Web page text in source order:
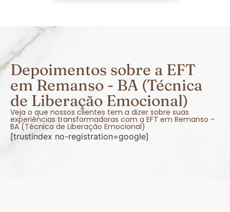
Depoimentos sobre a EFT
em Remanso - BA (Técnica
de Liberação Emocional)
Veja o que nossos clientes tem a dizer sobre suas
experiências transformadoras com a EFT em Remanso -
BA (Técnica de Liberação Emocional)
[trustindex no-registration=google]